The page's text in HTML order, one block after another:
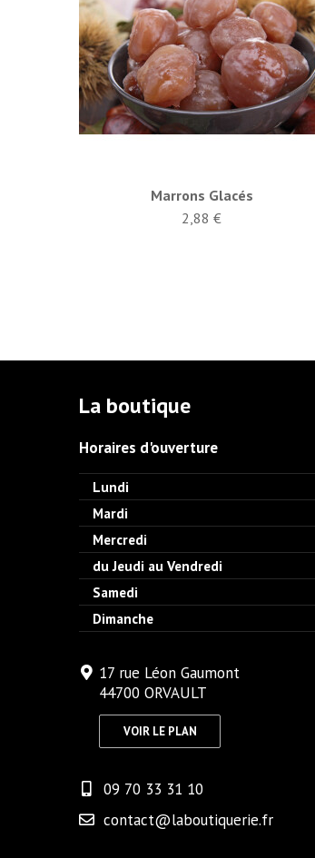
Marrons Glacés
2,88 €
La boutique
Horaires d'ouverture
Lundi
Mardi
Mercredi
du Jeudi au Vendredi
Samedi
Dimanche
17 rue Léon Gaumont
44700 ORVAULT
VOIR LE PLAN
09 70 33 31 10
contact@laboutiquerie.fr